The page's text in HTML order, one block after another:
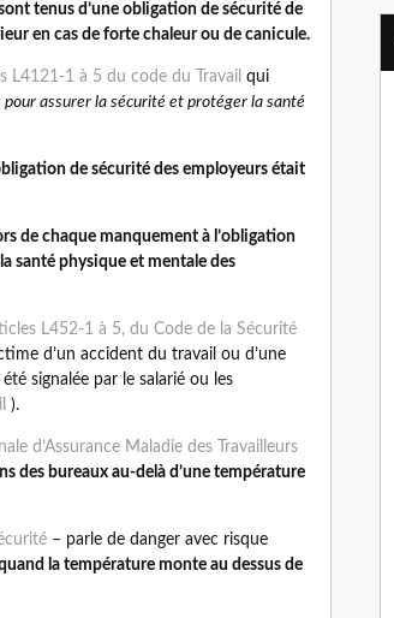
tenus d’une obligation de sécurité de
en cas de forte chaleur ou de canicule.
L4121-1 à 5 du code du Travail qui
pour assurer la sécurité et protéger la santé
de sécurité des employeurs était
de chaque manquement à l’obligation
santé physique et mentale des
L452-1 à 5, du Code de la Sécurité
d’un accident du travail ou d’une
signalée par le salarié ou les
).
d’Assurance Maladie des Travailleurs
des bureaux au-delà d’une température
– parle de danger avec risque
la température monte au dessus de